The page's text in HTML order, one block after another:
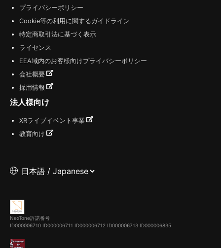
プライバシーポリシー
Cookie等の利用に関するガイドライン
特定商取引法に基づく表示
ライセンス
EEA域内のお客様向けプライバシーポリシー
会社概要
採用情報
法人様向け
XRライブイベント事業
教育向け
NexTone許諾番号
ID000006710 ID000006711 ID000006712 ID000006713 ID000006835